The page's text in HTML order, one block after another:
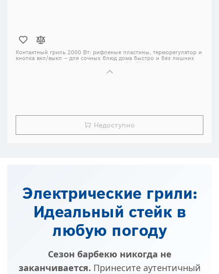
Контактный гриль 2000 Вт: рифленые пластины, терморегулятор и
кнопка вкл/выкл — для сочных блюд дома быстро и без лишних
хлопот. Оригинальный товар, доставка 24–72 часа.
Недоступно
Электрические грили:
Идеальный стейк в
любую погоду
Сезон барбекю никогда не
заканчивается. Принесите аутентичный